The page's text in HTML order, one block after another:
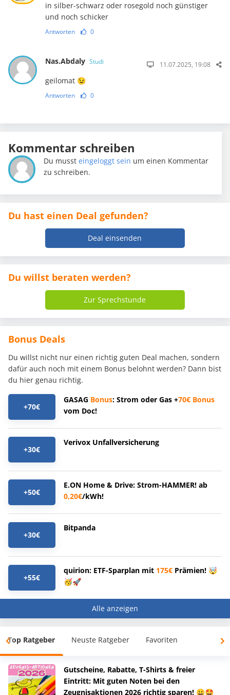
in silber-schwarz oder rosegold noch günstiger
und noch schicker
Antworten 0
Nas.Abdaly Studi 11.07.2025, 19:08
geilomat 😉
Antworten 0
Kommentar schreiben
Du mussteingeloggt sein um einen Kommentar
zu schreiben.
Du hast einen Deal gefunden?
Deal einsenden
Du willst beraten werden?
Zur Sprechstunde
Bonus Deals
Du willst nicht nur einen richtig guten Deal machen, sondern
dafür auch noch mit einem Bonus belohnt werden? Dann bist
du hier genau richtig.
+70€
GASAG Bonus: Strom oder Gas +70€ Bonus
vom Doc!
+30€
Verivox Unfallversicherung
+50€
E.ON Home & Drive: Strom-HAMMER! ab
0,20€/kWh!
+30€
Bitpanda
+55€
quirion: ETF-Sparplan mit 175€ Prämien! 🤯
🥳🚀
Alle anzeigen
Top Ratgeber Neuste Ratgeber Favoriten
Gutscheine, Rabatte, T-Shirts & freier
Eintritt: Mit guten Noten bei den
Zeugnisaktionen 2026 richtig sparen! 😀🤩